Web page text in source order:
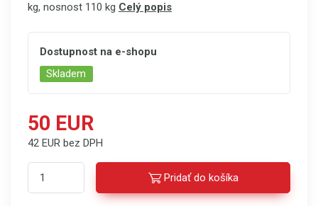
kg, nosnost 110 kg Celý popis
Dostupnost na e-shopu
Skladem
50 EUR
42 EUR bez DPH
Pridať do košíka